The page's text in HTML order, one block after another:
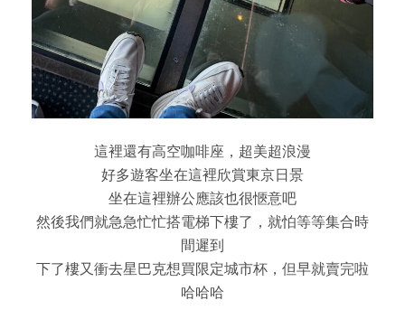
這裡還有高空咖啡座，超美超浪漫
好多遊客坐在這裡欣賞東京日景
坐在這裡辦公應該也很愜意吧
然後我們就急急忙忙搭電梯下樓了，就怕等等集合時
間遲到
下了樓又衝去星巴克想買限定城市杯，但早就賣完啦
哈哈哈